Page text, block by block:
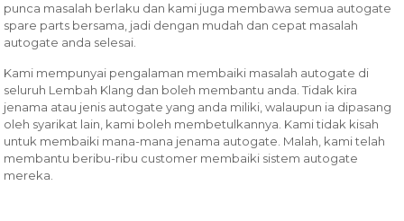
punca masalah berlaku dan kami juga membawa semua autogate
spare parts bersama, jadi dengan mudah dan cepat masalah
autogate anda selesai.
Kami mempunyai pengalaman membaiki masalah autogate di
seluruh Lembah Klang dan boleh membantu anda. Tidak kira
jenama atau jenis autogate yang anda miliki, walaupun ia dipasang
oleh syarikat lain, kami boleh membetulkannya. Kami tidak kisah
untuk membaiki mana-mana jenama autogate. Malah, kami telah
membantu beribu-ribu customer membaiki sistem autogate
mereka.